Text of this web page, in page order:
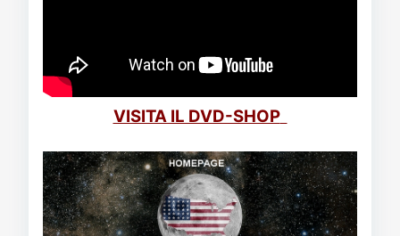
VISITA IL DVD-SHOP